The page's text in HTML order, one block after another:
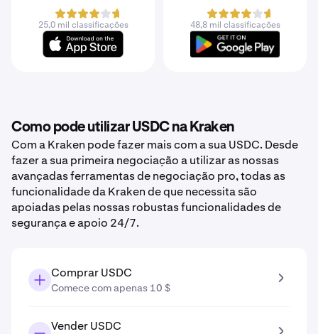
25,0 mil classificações 48,8 mil classificações
Como pode utilizar USDC na Kraken
Com a Kraken pode fazer mais com a sua USDC. Desde
fazer a sua primeira negociação a utilizar as nossas
avançadas ferramentas de negociação pro, todas as
funcionalidade da Kraken de que necessita são
apoiadas pelas nossas robustas funcionalidades de
segurança e apoio 24/7.
Comprar USDC
Comece com apenas 10 $
Vender USDC